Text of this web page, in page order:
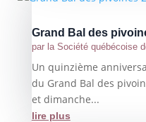
Grand Bal des
par la Société québécoise
Un quinzième
du Grand Bal des
et dimanche...
lire plus